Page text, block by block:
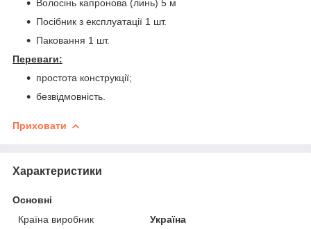
Волосінь капронова (линь) 5 м
Посібник з експлуатації 1 шт.
Паковання 1 шт.
Переваги:
простота конструкції;
безвідмовність.
Приховати
Характеристики
Основні
Країна виробник
Україна